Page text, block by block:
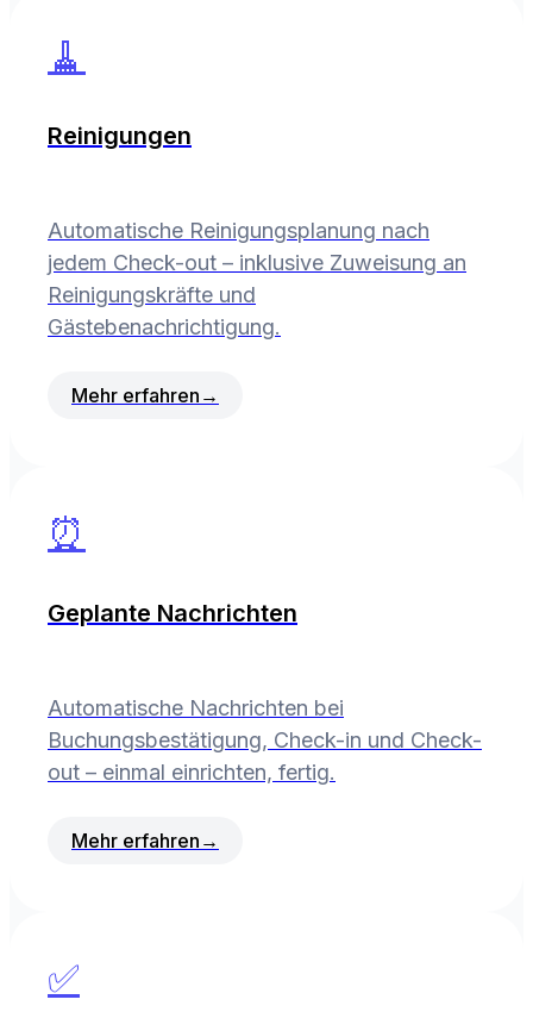
🧹
Reinigungen
Automatische Reinigungsplanung nach
jedem Check-out – inklusive Zuweisung an
Reinigungskräfte und
Gästebenachrichtigung.
Mehr erfahren →
⏰
Geplante Nachrichten
Automatische Nachrichten bei
Buchungsbestätigung, Check-in und Check-
out – einmal einrichten, fertig.
Mehr erfahren →
✅